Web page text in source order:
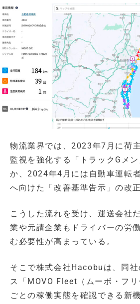
物流業界では、2023年7月に荷
監視を強化する「トラックGメ
か、2024年4月には自動車運転
へ向けた「改善基準告示」の改
こうした流れを受け、運送会社
業や元請企業もドライバーの労
む必要性が高まっている。
そこで株式会社Hacobuは、同
ス「MOVO Fleet（ムーボ・フ
ごとの稼働実態を確認できる新